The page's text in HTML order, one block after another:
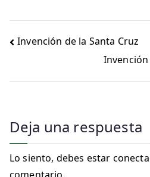
A
p
b
o
l
Li
n
k
Invención de la Santa Cruz
Invención
Deja una respuesta
Lo siento, debes estar